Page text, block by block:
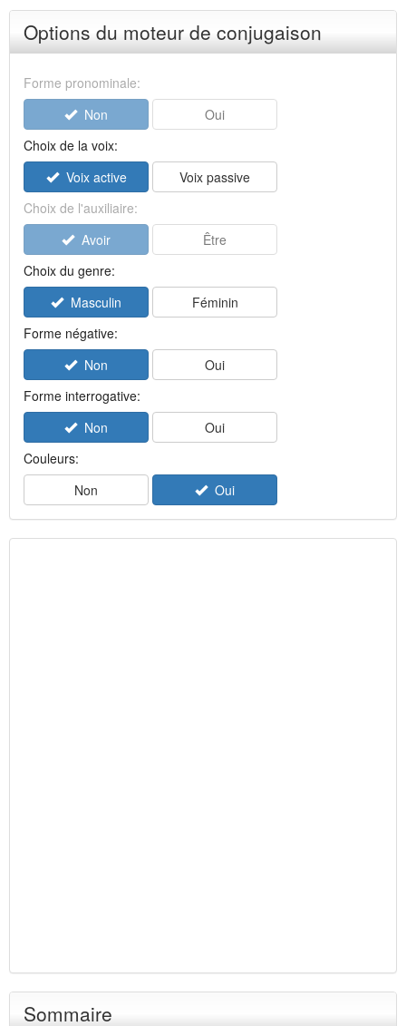
Options du moteur de conjugaison
Forme pronominale:
Non
Oui
Choix de la voix:
Voix active
Voix passive
Choix de l'auxiliaire:
Avoir
Être
Choix du genre:
Masculin
Féminin
Forme négative:
Non
Oui
Forme interrogative:
Non
Oui
Couleurs:
Non
Oui
Sommaire